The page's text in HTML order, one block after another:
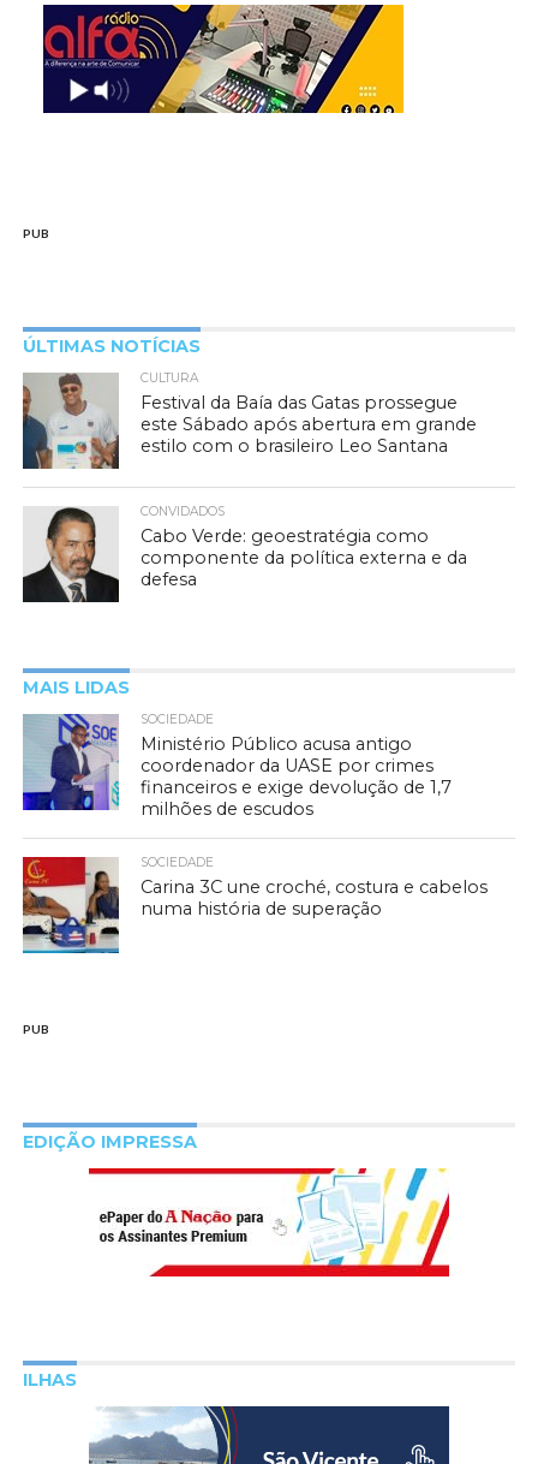
PUB
ÚLTIMAS NOTÍCIAS
CULTURA
Festival da Baía das Gatas prossegue
este Sábado após abertura em grande
estilo com o brasileiro Leo Santana
CONVIDADOS
Cabo Verde: geoestratégia como
componente da política externa e da
defesa
MAIS LIDAS
SOCIEDADE
Ministério Público acusa antigo
coordenador da UASE por crimes
financeiros e exige devolução de 1,7
milhões de escudos
SOCIEDADE
Carina 3C une croché, costura e cabelos
numa história de superação
PUB
EDIÇÃO IMPRESSA
ILHAS